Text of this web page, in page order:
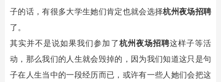
子的话，有很多大学生她们肯定也就会选择杭州夜场招聘
了。
其实并不是说如果我们参加了杭州夜场招聘这样子等活
动，那么我们的人生就会毁掉的，因为我们知道这只是句
子在人生当中的一段经历而已，或许有一些人她们会把这